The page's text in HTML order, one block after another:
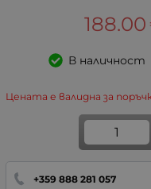
188.00
В наличност
Цената е валидна за
+359 888 281 057